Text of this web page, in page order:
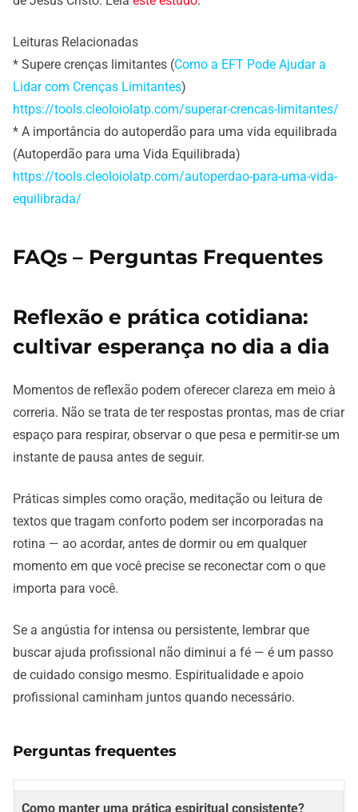
Leituras Relacionadas
* Supere crenças limitantes (Como a EFT Pode Ajudar a
Lidar com Crenças Limitantes)
https://tools.cleoloiolatp.com/superar-crencas-limitantes/
* A importância do autoperdão para uma vida equilibrada
(Autoperdão para uma Vida Equilibrada)
https://tools.cleoloiolatp.com/autoperdao-para-uma-vida-
equilibrada/
FAQs – Perguntas Frequentes
Reflexão e prática cotidiana:
cultivar esperança no dia a dia
Momentos de reflexão podem oferecer clareza em meio à
correria. Não se trata de ter respostas prontas, mas de criar
espaço para respirar, observar o que pesa e permitir-se um
instante de pausa antes de seguir.
Práticas simples como oração, meditação ou leitura de
textos que tragam conforto podem ser incorporadas na
rotina — ao acordar, antes de dormir ou em qualquer
momento em que você precise se reconectar com o que
importa para você.
Se a angústia for intensa ou persistente, lembrar que
buscar ajuda profissional não diminui a fé — é um passo
de cuidado consigo mesmo. Espiritualidade e apoio
profissional caminham juntos quando necessário.
Perguntas frequentes
Como manter uma prática espiritual consistente?